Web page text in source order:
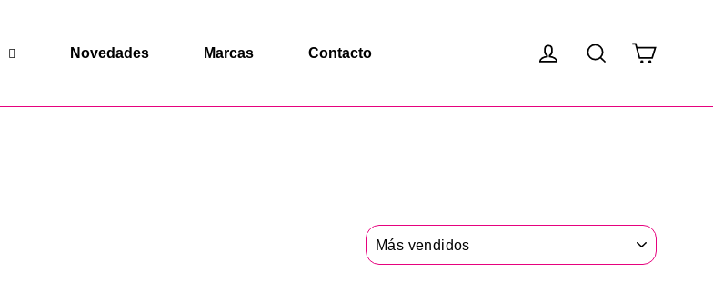
Novedades Marcas Contacto Ingresar BuscarCarrito